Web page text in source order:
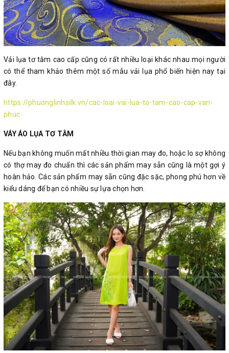
Vải lụa tơ tằm cao cấp cũng có rất nhiều loại khác nhau mọi người
có thể tham khảo thêm một số mẫu vải lụa phổ biến hiện nay tại
đây.
https://phuonglinhsilk.vn/cac-loai-vai-lua-to-tam-cao-cap-van-
phuc
VÁY ÁO LỤA TƠ TẰM
Nếu bạn không muốn mất nhiều thời gian may đo, hoặc lo sợ không
có thợ may đo chuẩn thì các sản phẩm may sẵn cũng là một gợi ý
hoàn hảo. Các sản phẩm may sẵn cũng đặc sặc, phong phú hơn về
kiểu dáng để bạn có nhiều sự lựa chọn hơn.